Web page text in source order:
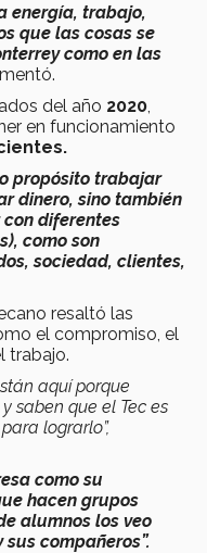
energía, trabajo,
que las cosas se
como en las
del año 2020
en funcionamiento
propósito trabajar
dinero, sino también
con diferentes
como son
sociedad, clientes,
resaltó las
el compromiso, el
trabajo.
aquí porque
saben que el Tec es
lograrlo”,
como su
hacen grupos
alumnos los veo
compañeros”.